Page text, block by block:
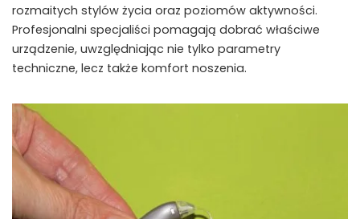
rozmaitych stylów życia oraz poziomów aktywności.
Profesjonalni specjaliści pomagają dobrać właściwe
urządzenie, uwzględniając nie tylko parametry
techniczne, lecz także komfort noszenia.